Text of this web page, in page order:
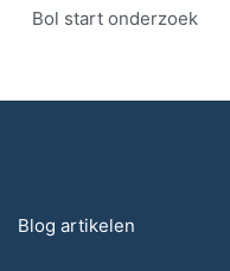
Bol start onderzoek
Blog artikelen